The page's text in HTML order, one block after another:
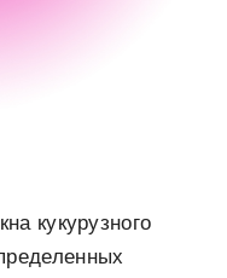
кукурузного